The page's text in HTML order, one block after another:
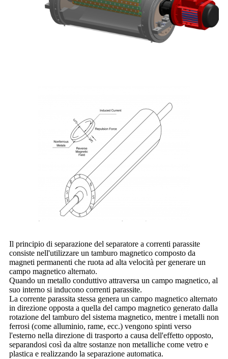
Il principio di separazione del separatore a correnti parassite
consiste nell'utilizzare un tamburo magnetico composto da
magneti permanenti che ruota ad alta velocità per generare un
campo magnetico alternato.
Quando un metallo conduttivo attraversa un campo magnetico, al
suo interno si inducono correnti parassite.
La corrente parassita stessa genera un campo magnetico alternato
in direzione opposta a quella del campo magnetico generato dalla
rotazione del tamburo del sistema magnetico, mentre i metalli non
ferrosi (come alluminio, rame, ecc.) vengono spinti verso
l'esterno nella direzione di trasporto a causa dell'effetto opposto,
separandosi così da altre sostanze non metalliche come vetro e
plastica e realizzando la separazione automatica.